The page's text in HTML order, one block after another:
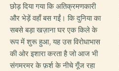
छोड़ दिया गया कि अतिक्रमणकारी
और भेड़ें वहाँ बस गईं। कि दुनिया का
सबसे बड़ा खज़ाना घर एक किले के
रूप में शुरू हुआ, यह उस विरोधाभास
की ओर इशारा करता है जो आज भी
संगमरमर के फ़र्श के नीचे गूँज रहा